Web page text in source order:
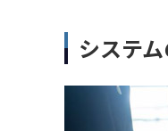
システ